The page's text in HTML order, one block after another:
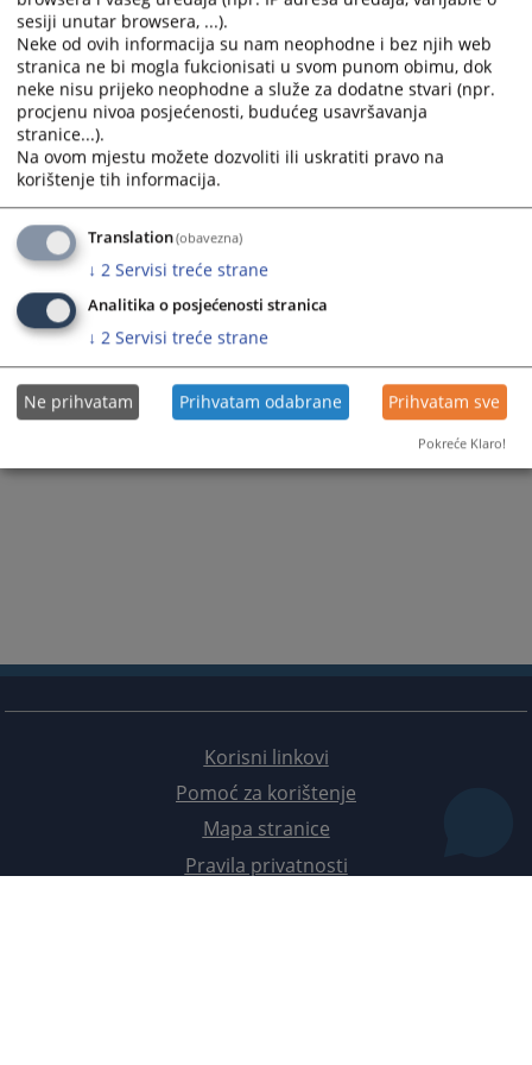
Korisni linkovi
Pomoć za korištenje
Mapa stranice
Pravila privatnosti
sesiji unutar browsera, ...).
Neke od ovih informacija su nam neophodne i bez njih web
stranica ne bi mogla fukcionisati u svom punom obimu, dok
neke nisu prijeko neophodne a služe za dodatne stvari (npr.
procjenu nivoa posjećenosti, budućeg usavršavanja
stranice...).
Na ovom mjestu možete dozvoliti ili uskratiti pravo na
korištenje tih informacija.
Translation(obavezna)
↓ 2 Servisi treće strane
Analitika o posjećenosti stranica
↓ 2 Servisi treće strane
Ne prihvatam Prihvatam odabrane Prihvatam sve
Pokreće Klaro!